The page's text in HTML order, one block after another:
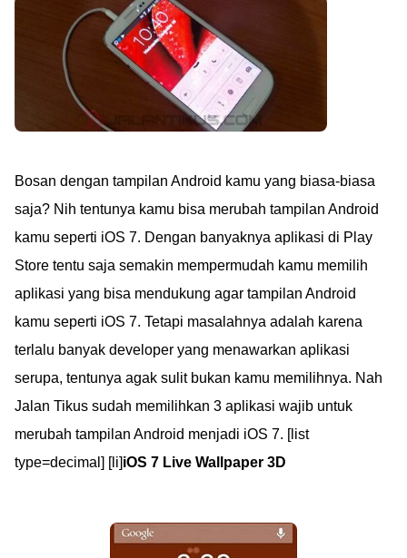
Bosan dengan tampilan Android kamu yang biasa-biasa
saja? Nih tentunya kamu bisa merubah tampilan Android
kamu seperti iOS 7. Dengan banyaknya aplikasi di Play
Store tentu saja semakin mempermudah kamu memilih
aplikasi yang bisa mendukung agar tampilan Android
kamu seperti iOS 7. Tetapi masalahnya adalah karena
terlalu banyak developer yang menawarkan aplikasi
serupa, tentunya agak sulit bukan kamu memilihnya. Nah
Jalan Tikus sudah memilihkan 3 aplikasi wajib untuk
merubah tampilan Android menjadi iOS 7. [list
type=decimal] [li]iOS 7 Live Wallpaper 3D